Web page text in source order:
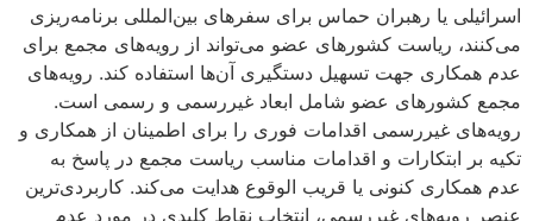
اسرائیلی یا رهبران حماس برای سفرهای بین‌المللی برنامه‌ریزی
می‌کنند، ریاست کشورهای عضو می‌تواند از رویه‌های مجمع برای
عدم همکاری جهت تسهیل دستگیری آن‌ها استفاده کند. رویه‌های
مجمع کشورهای عضو شامل ابعاد غیررسمی و رسمی است.
رویه‌های غیررسمی اقدامات فوری را برای اطمینان از همکاری و
تکیه بر ابتکارات و اقدامات مناسب ریاست مجمع در پاسخ به
عدم همکاری کنونی یا قریب الوقوع هدایت می‌کند. کاربردی‌ترین
عنصر رویه‌های غیررسمی، انتخاب نقاط کلیدی در مورد عدم